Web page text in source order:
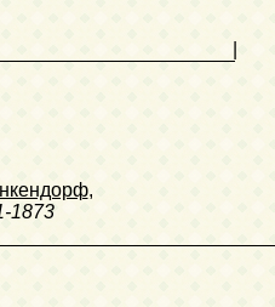
,
1873